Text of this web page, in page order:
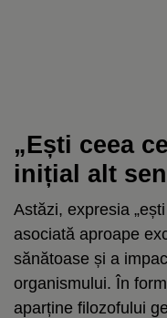
„Ești ceea
inițial alt
Astăzi, expresia
asociată aproape
sănătoase și a
organismului. În
aparține filozofului